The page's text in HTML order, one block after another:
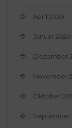
April 2020
Januar 2020
Dezember
November
Oktober
September